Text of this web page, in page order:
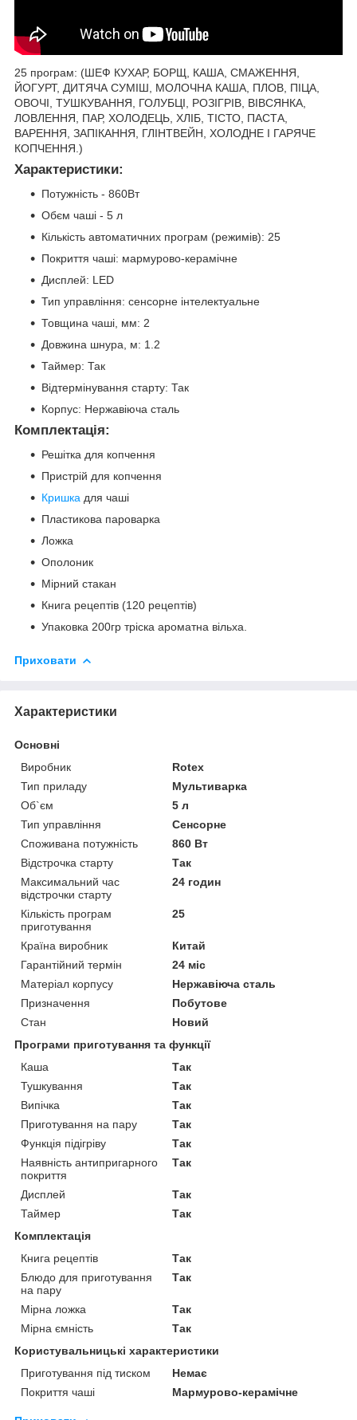
25 програм: (ШЕФ КУХАР, БОРЩ, КАША, СМАЖЕННЯ,
ЙОГУРТ, ДИТЯЧА СУМІШ, МОЛОЧНА КАША, ПЛОВ, ПІЦА,
ОВОЧІ, ТУШКУВАННЯ, ГОЛУБЦІ, РОЗІГРІВ, ВІВСЯНКА,
ЛОВЛЕННЯ, ПАР, ХОЛОДЕЦЬ, ХЛІБ, ТІСТО, ПАСТА,
ВАРЕННЯ, ЗАПІКАННЯ, ГЛІНТВЕЙН, ХОЛОДНЕ І ГАРЯЧЕ
КОПЧЕННЯ.)
Характеристики:
Потужність - 860Вт
Обєм чаші - 5 л
Кількість автоматичних програм (режимів): 25
Покриття чаші: мармурово-керамічне
Дисплей: LED
Тип управління: сенсорне інтелектуальне
Товщина чаші, мм: 2
Довжина шнура, м: 1.2
Таймер: Так
Відтермінування старту: Так
Корпус: Нержавіюча сталь
Комплектація:
Решітка для копчення
Пристрій для копчення
Кришка для чаші
Пластикова пароварка
Ложка
Ополоник
Мірний стакан
Книга рецептів (120 рецептів)
Упаковка 200гр тріска ароматна вільха.
Приховати
Характеристики
Основні
Виробник
Rotex
Тип приладу
Мультиварка
Об`єм
5 л
Тип управління
Сенсорне
Споживана потужність
860 Вт
Відстрочка старту
Так
Максимальний час
відстрочки старту
24 годин
Кількість програм
приготування
25
Країна виробник
Китай
Гарантійний термін
24 міс
Матеріал корпусу
Нержавіюча сталь
Призначення
Побутове
Стан
Новий
Програми приготування та функції
Каша
Так
Тушкування
Так
Випічка
Так
Приготування на пару
Так
Функція підігріву
Так
Наявність антипригарного
покриття
Так
Дисплей
Так
Таймер
Так
Комплектація
Книга рецептів
Так
Блюдо для приготування
на пару
Так
Мірна ложка
Так
Мірна ємність
Так
Користувальницькі характеристики
Приготування під тиском
Немає
Покриття чаші
Мармурово-керамічне